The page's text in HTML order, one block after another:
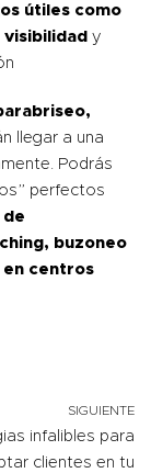
útiles como
visibilidad y
llegar a una
Podrás
perfectos
de
buzoneo
centros
SIGUIENTE
infalibles para
clientes en tu